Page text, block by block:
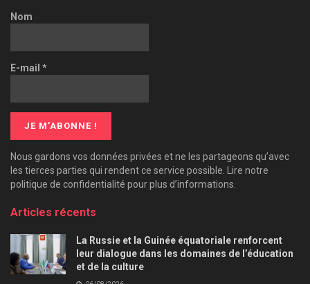
Nom
E-mail *
Nous gardons vos données privées et ne les partageons qu’avec
les tierces parties qui rendent ce service possible. Lire notre
politique de confidentialité pour plus d’informations.
Articles récents
La Russie et la Guinée équatoriale renforcent
leur dialogue dans les domaines de l’éducation
et de la culture